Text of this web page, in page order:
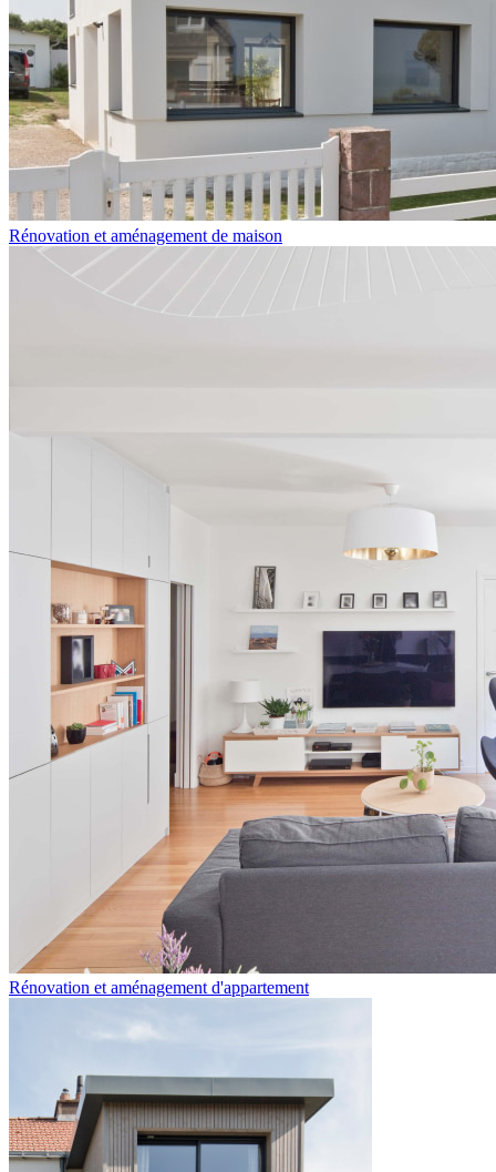
Rénovation et aménagement de maison
Rénovation et aménagement d'appartement